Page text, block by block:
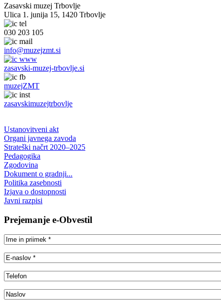
Zasavski muzej Trbovlje
Ulica 1. junija 15, 1420 Trbovlje
030 203 105
info@muzejzmt.si
zasavski-muzej-trbovlje.si
muzejZMT
zasavskimuzejtrbovlje
Ustanovitveni akt
Organi javnega zavoda
Strateški načrt 2020–2025
Pedagogika
Zgodovina
Dokument o gradnji...
Politika zasebnosti
Izjava o dostopnosti
Javni razpisi
Prejemanje e-Obvestil